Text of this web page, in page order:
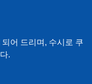
어 드리며, 수시로 쿠
.